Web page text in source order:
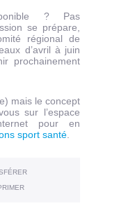
? Pas
se prépare,
régional de
d’avril à juin
prochainement
mais le concept
sur l’espace
pour en
sport santé.